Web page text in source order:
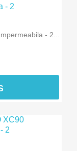
- 2...